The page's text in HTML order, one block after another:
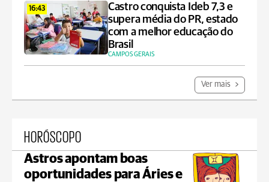
16:43
Castro conquista Ideb 7,3 e
supera média do PR, estado
com a melhor educação do
Brasil
CAMPOS GERAIS
Ver mais
HORÓSCOPO
Astros apontam boas
oportunidades para Áries e